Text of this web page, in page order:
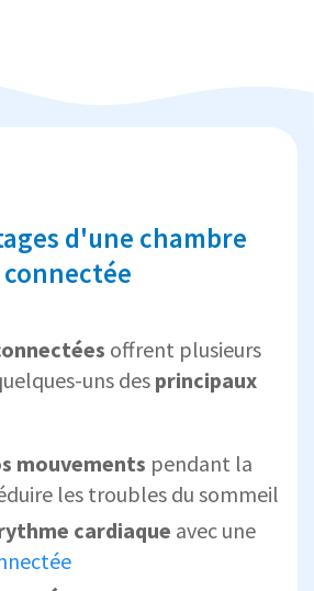
d'une chambre
connectée
offrent plusieurs
uns des principaux
mouvements pendant la
les troubles du sommeil
cardiaque avec une